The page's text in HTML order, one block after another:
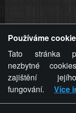
videa a komentáře.
stránky týče, ani
stránku, nemůže
komentáře
provozovateli
Používáme
Tato stránka
nezbytné
zajištění
fungování.
Více